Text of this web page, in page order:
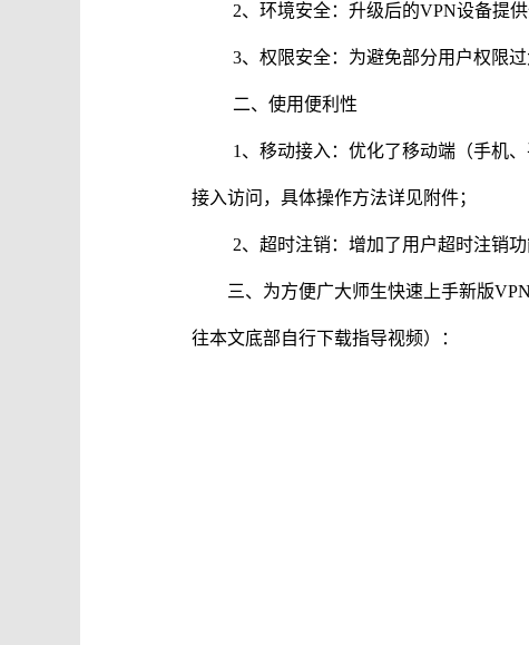
2、环境安全：升级后的VPN设备提
3、权限安全：为避免部分用户权限
二、使用便利性
1、移动接入：优化了移动端（手机
接入访问，具体操作方法详见附件；
2、超时注销：增加了用户超时注销
三、为方便广大师生快速上手新版
往本文底部自行下载指导视频）：